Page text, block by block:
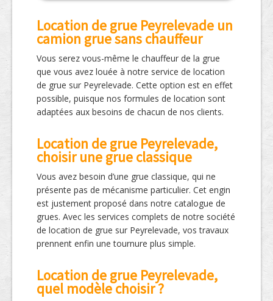
Location de grue Peyrelevade un
camion grue sans chauffeur
Vous serez vous-même le chauffeur de la grue
que vous avez louée à notre service de location
de grue sur Peyrelevade. Cette option est en effet
possible, puisque nos formules de location sont
adaptées aux besoins de chacun de nos clients.
Location de grue Peyrelevade,
choisir une grue classique
Vous avez besoin d’une grue classique, qui ne
présente pas de mécanisme particulier. Cet engin
est justement proposé dans notre catalogue de
grues. Avec les services complets de notre société
de location de grue sur Peyrelevade, vos travaux
prennent enfin une tournure plus simple.
Location de grue Peyrelevade,
quel modèle choisir ?